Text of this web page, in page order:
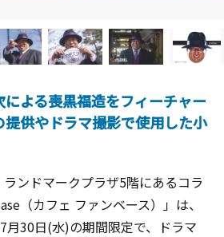
よる喪黒福造をフィーチャー
提供やドラマ撮影で使用した小
ンドマークプラザ5階にあるコラ
（カフェ ファンベース）」は、
月30日(水)の期間限定で、ドラマ